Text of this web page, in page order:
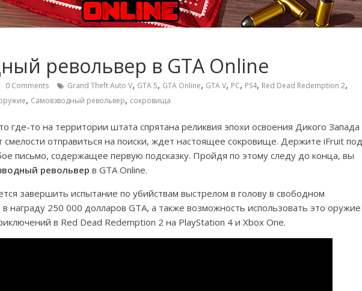
револьвер в GTA Online
0 Comments Grand Theft Auto V, GTA 5, GTA Online, GTA V, PC, PS4, Red Dead Redemption 2,
, Самовзводный револьвер, сокровища
где-то на территории штата спрятана реликвия эпохи освоения Дикого Запада
смелости отправиться на поиски, ждет настоящее сокровище. Держите iFruit под
письмо, содержащее первую подсказку. Пройдя по этому следу до конца, вы
револьвер в GTA Online.
завершить испытание по убийствам выстрелом в голову в свободном
награду 250 000 долларов GTA, а также возможность использовать это оружие
в Red Dead Redemption 2 на PlayStation 4 и Xbox One.